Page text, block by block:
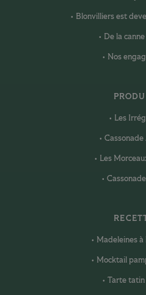
Blonvilliers est
De la
Nos
Les
Les
Madeleines à
Mocktail
Tarte